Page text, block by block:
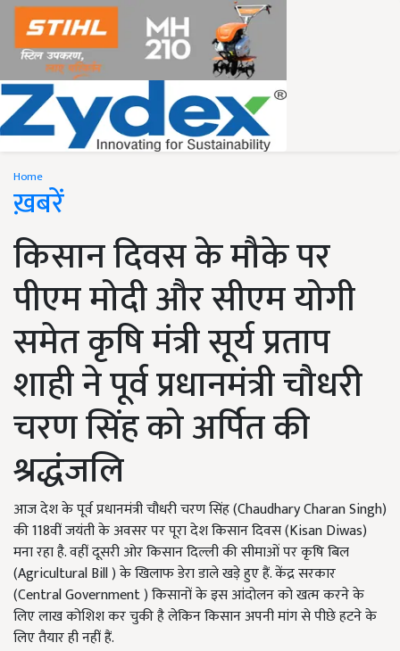
Home
ख़बरें
किसान दिवस के मौके पर
पीएम मोदी और सीएम योगी
समेत कृषि मंत्री सूर्य प्रताप
शाही ने पूर्व प्रधानमंत्री चौधरी
चरण सिंह को अर्पित की
श्रद्धंजलि
आज देश के पूर्व प्रधानमंत्री चौधरी चरण सिंह (Chaudhary Charan Singh)
की 118वीं जयंती के अवसर पर पूरा देश किसान दिवस (Kisan Diwas)
मना रहा है. वहीं दूसरी ओर किसान दिल्ली की सीमाओं पर कृषि बिल
(Agricultural Bill ) के खिलाफ डेरा डाले खड़े हुए हैं. केंद्र सरकार
(Central Government ) किसानों के इस आंदोलन को खत्म करने के
लिए लाख कोशिश कर चुकी है लेकिन किसान अपनी मांग से पीछे हटने के
लिए तैयार ही नहीं हैं.